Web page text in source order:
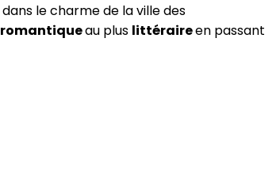
dans le charme de la ville des
romantiqueau plus littéraireen passant